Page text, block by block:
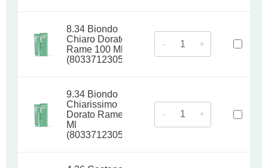
8.34 Biondo
Chiaro Dorato
Rame 100 Ml
(8033712305035)
- +
9.34 Biondo
Chiarissimo
Dorato Rame 100
Ml
(8033712305042)
- +